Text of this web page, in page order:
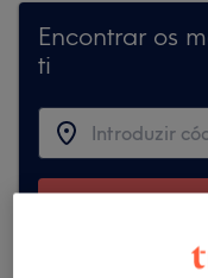
Encontrar os
ti